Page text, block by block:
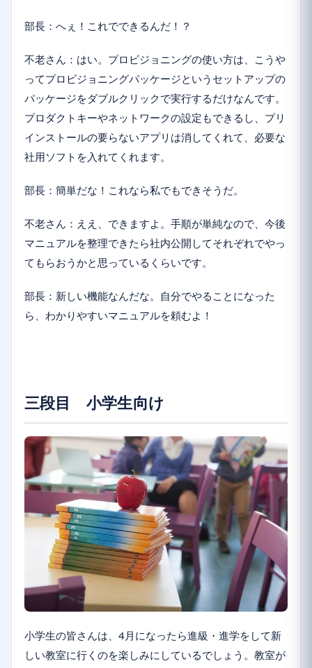
部長：へぇ！これでできるんだ！？
不老さん：はい。プロビジョニングの使い方は、こうや
ってプロビジョニングパッケージというセットアップの
パッケージをダブルクリックで実行するだけなんです。
プロダクトキーやネットワークの設定もできるし、プリ
インストールの要らないアプリは消してくれて、必要な
社用ソフトを入れてくれます。
部長：簡単だな！これなら私でもできそうだ。
不老さん：ええ、できますよ。手順が単純なので、今後
マニュアルを整理できたら社内公開してそれぞれでやっ
てもらおうかと思っているくらいです。
部長：新しい機能なんだな。自分でやることになった
ら、わかりやすいマニュアルを頼むよ！
三段目 小学生向け
小学生の皆さんは、4月になったら進級・進学をして新
しい教室に行くのを楽しみにしているでしょう。教室が